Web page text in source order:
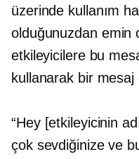
üzerinde kullanım
olduğunuzdan emin
etkileyicilere bu
kullanarak bir
“Hey [etkileyicinin
çok sevdiğinize ve